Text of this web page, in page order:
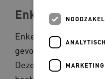
Enkelslag
Enkelslag leren gaat
gevolg. De
Deze methode leidt